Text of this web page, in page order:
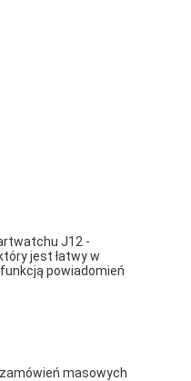
J12 -
jest łatwy w
powiadomień
zamówień masowych